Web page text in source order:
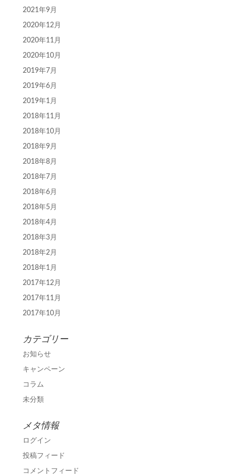
2021年9月
2020年12月
2020年11月
2020年10月
2019年7月
2019年6月
2019年1月
2018年11月
2018年10月
2018年9月
2018年8月
2018年7月
2018年6月
2018年5月
2018年4月
2018年3月
2018年2月
2018年1月
2017年12月
2017年11月
2017年10月
カテゴリー
お知らせ
キャンペーン
コラム
未分類
メタ情報
ログイン
投稿フィード
コメントフィード